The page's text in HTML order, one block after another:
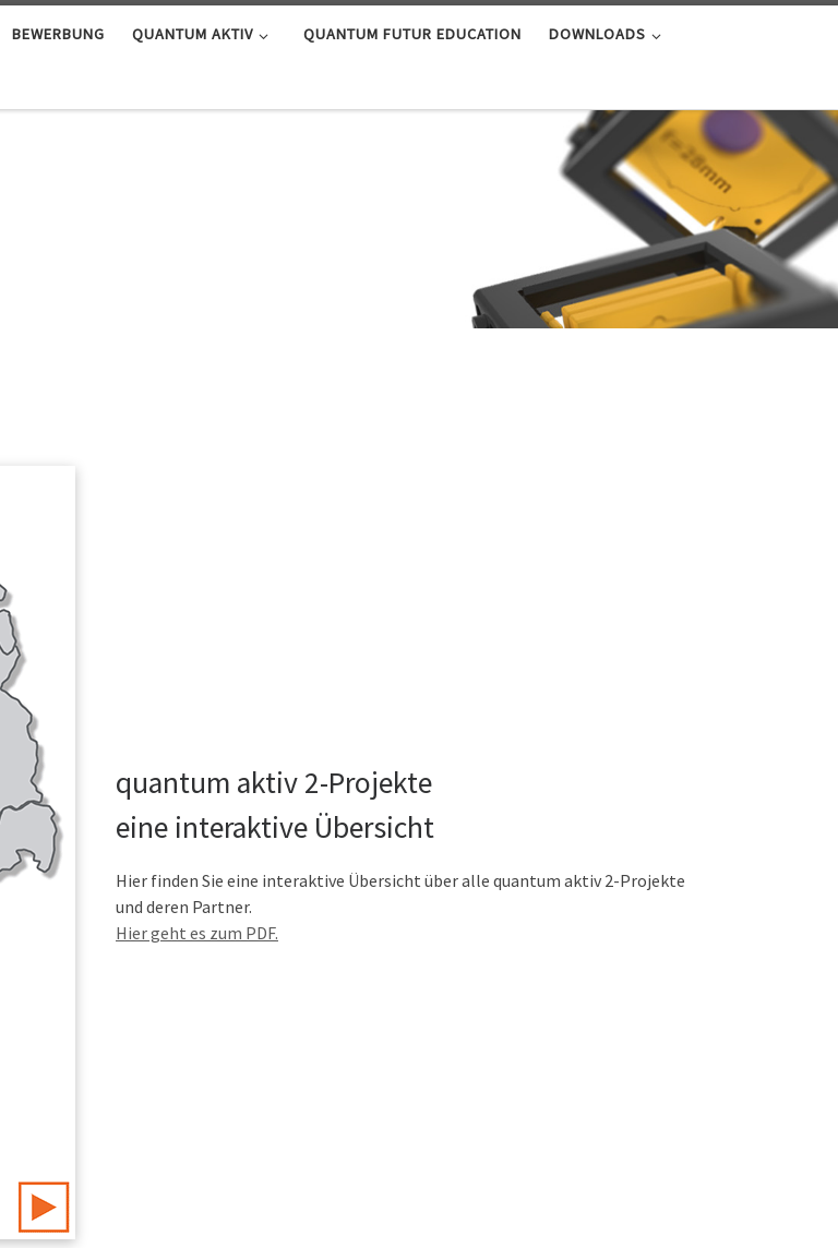
BEWERBUNG QUANTUM AKTIV QUANTUM FUTUR EDUCATION DOWNLOADS
quantum aktiv 2-Projekte
eine interaktive Übersicht
Hier finden Sie eine interaktive Übersicht über alle quantum aktiv 2-Projekte
und deren Partner.
Hier geht es zum PDF.